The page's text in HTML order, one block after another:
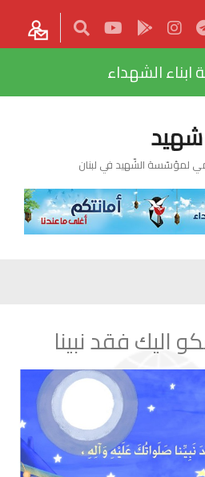
ابناء الشهداء
لمؤسّسة الشّهيد في لبنان
اليك فقد نبينا